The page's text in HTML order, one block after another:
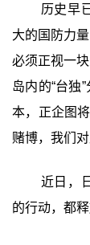
历史早
大的国防力
必须正视一
岛内的“台独
本，正企图
赌博，我们
近日，
的行动，都